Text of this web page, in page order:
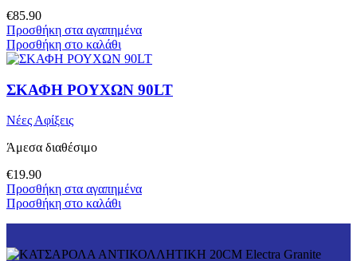
€85.90
Προσθήκη στα αγαπημένα
Προσθήκη στο καλάθι
ΣΚΑΦΗ ΡΟΥΧΩΝ 90LT
Νέες Αφίξεις
Άμεσα διαθέσιμο
€19.90
Προσθήκη στα αγαπημένα
Προσθήκη στο καλάθι